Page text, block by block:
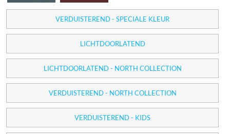
VERDUISTEREND - SPECIALE KLEUR
LICHTDOORLATEND
LICHTDOORLATEND - NORTH COLLECTION
VERDUISTEREND - NORTH COLLECTION
VERDUISTEREND - KIDS